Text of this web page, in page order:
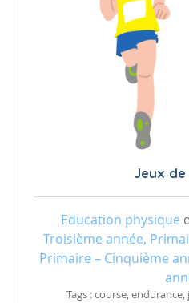
Jeux de
Education physique
Troisième année,
Primaire – Cinquième
Tags : course,